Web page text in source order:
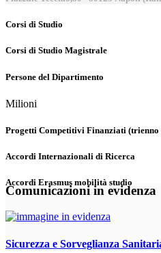
Corsi di Studio
Corsi di Studio Magistrale
Persone del Dipartimento
Milioni
Progetti Competitivi Finanziati (trienno
Accordi Internazionali di Ricerca
Accordi Erasmus mobilità studio
Comunicazioni in evidenza
Sicurezza e Sorveglianza